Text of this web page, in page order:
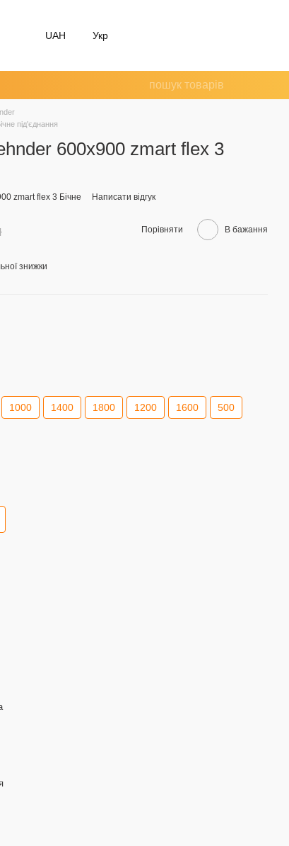
UAH Укр
під'єднання
600х900 zmart flex 3
zmart flex 3 Бічне Написати відгук
Порівняти В бажання
знижки
1000 1400 1800 1200 1600 500